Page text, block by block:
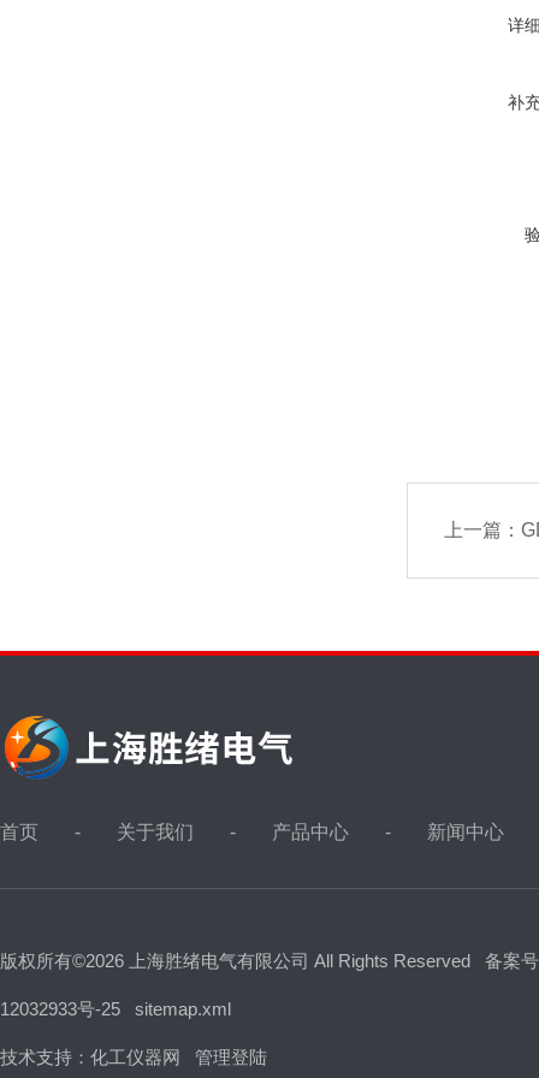
详
补
上一篇：
首页 关于我们 产品中心 新闻中心
版权所有©2026 上海胜绪电气有限公司 All Rights Reserved 备案
12032933号-25 sitemap.xml
技术支持： 化工仪器网 管理登陆